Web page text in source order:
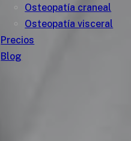
Osteopatía craneal
Osteopatía visceral
Precios
Blog